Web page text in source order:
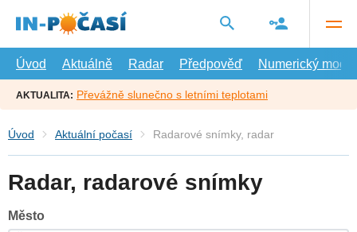
hlavní
Úvod
Aktuálně Radar Předpověď Numerický model
AKTUALITA: Převážně slunečno s letními teplotami
Úvod Aktuální počasí Radarové snímky, radar
Radar, radarové snímky
Město